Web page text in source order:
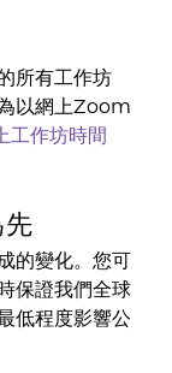
所有工作坊
以網上Zoom
工作坊時間
先
的變化。您可
保證我們全球
低程度影響公